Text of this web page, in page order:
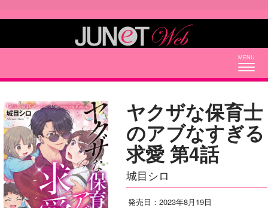
ヤクザな保育士
のアブなすぎる
求愛 第4話
城目シロ
発売日：2023年8月19日